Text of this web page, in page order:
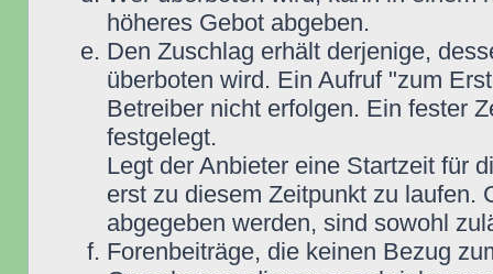
höheres Gebot abgeben.
Den Zuschlag erhält derjenige,
überboten wird. Ein Aufruf "zum
Betreiber nicht erfolgen. Ein fester
festgelegt.
Legt der Anbieter eine Startzeit für
erst zu diesem Zeitpunkt zu laufen.
abgegeben werden, sind sowohl
Forenbeiträge, die keinen Bezug